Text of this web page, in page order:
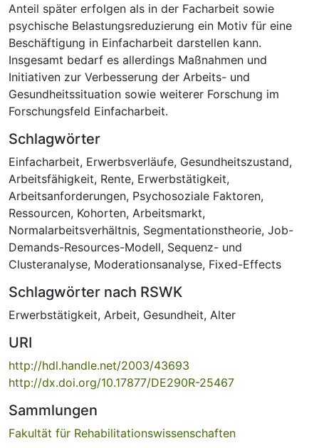
Anteil später erfolgen als in der Facharbeit sowie
psychische Belastungsreduzierung ein Motiv für eine
Beschäftigung in Einfacharbeit darstellen kann.
Insgesamt bedarf es allerdings Maßnahmen und
Initiativen zur Verbesserung der Arbeits- und
Gesundheitssituation sowie weiterer Forschung im
Forschungsfeld Einfacharbeit.
Schlagwörter
Einfacharbeit, Erwerbsverläufe, Gesundheitszustand,
Arbeitsfähigkeit, Rente, Erwerbstätigkeit,
Arbeitsanforderungen, Psychosoziale Faktoren,
Ressourcen, Kohorten, Arbeitsmarkt,
Normalarbeitsverhältnis, Segmentationstheorie, Job-
Demands-Resources-Modell, Sequenz- und
Clusteranalyse, Moderationsanalyse, Fixed-Effects
Schlagwörter nach RSWK
Erwerbstätigkeit, Arbeit, Gesundheit, Alter
URI
http://hdl.handle.net/2003/43693
http://dx.doi.org/10.17877/DE290R-25467
Sammlungen
Fakultät für Rehabilitationswissenschaften